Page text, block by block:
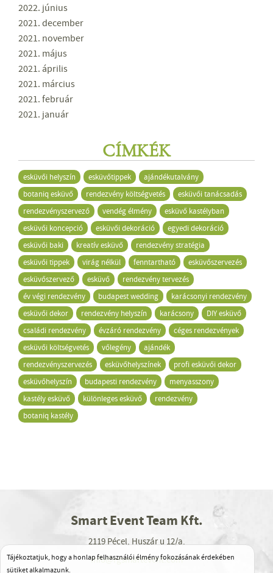
Tájékoztatjuk, hogy a honlap felhasználói élmény fokozásának érdekében
sütiket alkalmazunk.
2022. június
2021. december
2021. november
2021. május
2021. április
2021. március
2021. február
2021. január
CÍMKÉK
esküvői helyszín esküvőtippek
ajándékutalvány
botaniq esküvő
rendezvény költségvetés
esküvői tanácsadás
rendezvényszervező
vendég élmény
esküvő kastélyban
esküvői koncepció
esküvői dekoráció
egyedi dekoráció
esküvői baki
kreatív esküvő
rendezvény stratégia
esküvői tippek
virág nélkül fenntartható
esküvőszervezés
esküvőszervező
esküvő
rendezvény tervezés
év végi rendezvény
budapest wedding
karácsonyi rendezvény
esküvői dekor
rendezvény helyszín karácsony
DIY esküvő
családi rendezvény
évzáró rendezvény
céges rendezvények
esküvői költségvetés
vőlegény
ajándék
rendezvényszervezés
esküvőhelyszínek
profi esküvői dekor
esküvőhelyszín
budapesti rendezvény
menyasszony
kastély esküvő
különleges esküvő
rendezvény
botaniq kastély
Smart Event Team Kft.
2119 Pécel, Huszár u 12/a.
info@rgsmartevent.com